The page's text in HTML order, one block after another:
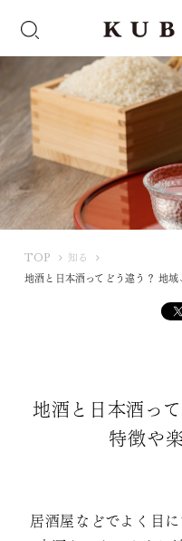
TOP
U
知る
地酒と日本酒ってどう違う？ 地
地酒と日本酒っ
特徴や
居酒屋などでよく目